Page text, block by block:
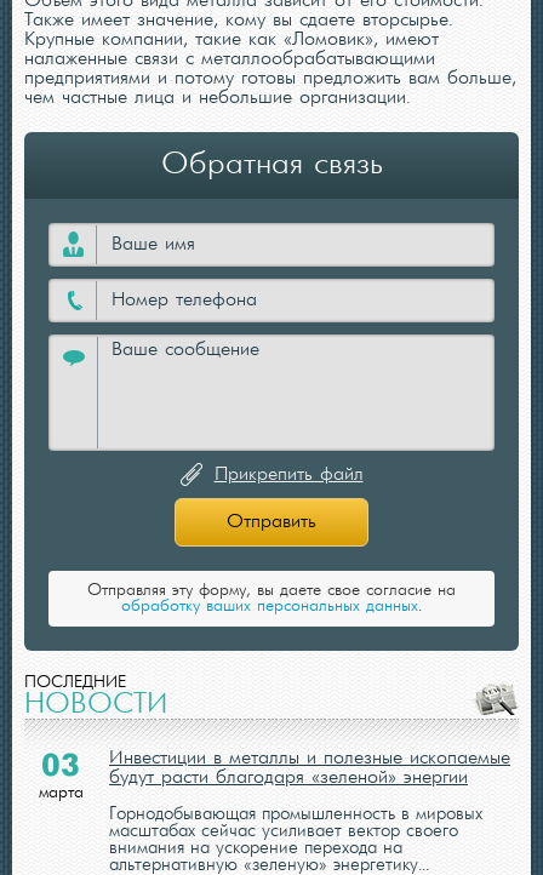
Также имеет значение, кому вы сдаете вторсырье.
Крупные компании, такие как «Ломовик», имеют
налаженные связи с металлообрабатывающими
предприятиями и потому готовы предложить вам больше,
чем частные лица и небольшие организации.
Обратная связь
Прикрепить файл
Отправить
Отправляя эту форму, вы даете свое согласие на
обработку ваших персональных данных.
ПОСЛЕДНИЕ
НОВОСТИ
03
марта
Инвестиции в металлы и полезные ископаемые
будут расти благодаря «зеленой» энергии
Горнодобывающая промышленность в мировых
масштабах сейчас усиливает вектор своего
внимания на ускорение перехода на
альтернативную «зеленую» энергетику...